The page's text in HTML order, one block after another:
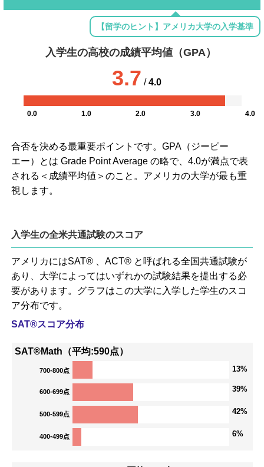
【留学のヒント】アメリカ大学の入学基準
入学生の高校の成績平均値（GPA）
3.7 /4.0
0.0 1.0 2.0 3.0 4.0
合否を決める最重要ポイントです。GPA（ジーピー
エー）とは Grade Point Average の略で、4.0が満点で表
される＜成績平均値＞のこと。アメリカの大学が最も重
視します。
入学生の全米共通試験のスコア
アメリカにはSAT® 、ACT® と呼ばれる全国共通試験が
あり、大学によってはいずれかの試験結果を提出する必
要があります。グラフはこの大学に入学した学生のスコ
ア分布です。
SAT®スコア分布
SAT®Math（平均:590点）
700-800点 13%
600-699点 39%
500-599点 42%
400-499点 6%